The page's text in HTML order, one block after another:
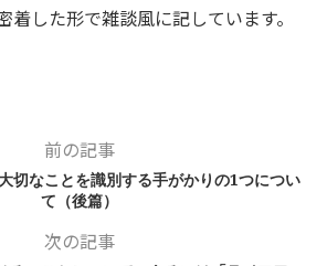
着した形で雑談風に記しています。
前の記事
切なことを識別する手がかりの1つについ
て（後篇）
次の記事